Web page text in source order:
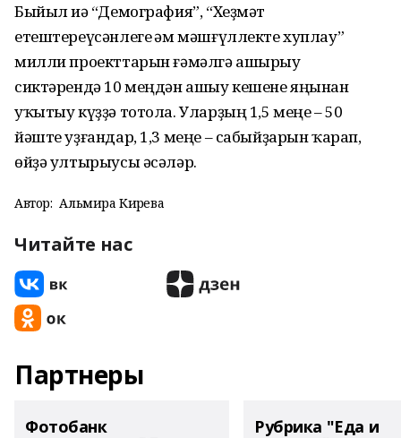
Быйыл иһә “Демография”, “Хеҙмәт
етештереүсәнлеге һәм мәшғүллекте хуплау”
милли проекттарын ғәмәлгә ашырыу
сиктәрендә 10 меңдән ашыу кешене яңынан
уҡытыу күҙҙә тотола. Уларҙың 1,5 меңе – 50
йәште уҙғандар, 1,3 меңе – сабыйҙарын ҡарап,
өйҙә ултырыусы әсәләр.
Автор: Альмира Кирәева
Читайте нас
Партнеры
Фотобанк Рубрика "Еда и